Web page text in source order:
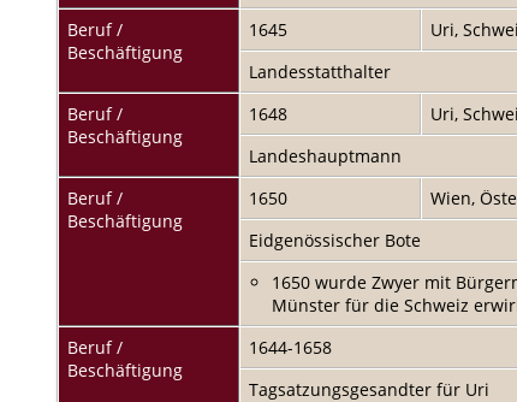
Beruf /
Beschäftigung
1645
Uri,
Landesstatthalter
Beruf /
Beschäftigung
1648
Uri,
Landeshauptmann
Beruf /
Beschäftigung
1650
Wien,
Eidgenössischer Bote
1650 wurde Zwyer mit
Münster für die Schweiz
Beruf /
Beschäftigung
1644-1658
Tagsatzungsgesandter für Uri